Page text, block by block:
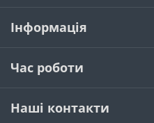
Інформація
Час роботи
Наші контакти